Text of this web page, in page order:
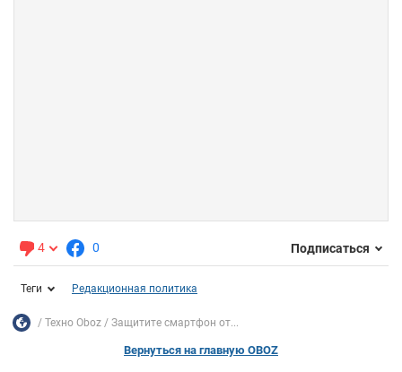
4 0 Подписаться
Теги Редакционная политика
Техно Oboz Защитите смартфон от...
Вернуться на главную OBOZ